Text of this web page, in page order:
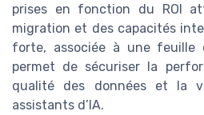
prises en fonction du ROI
migration et des capacités
forte, associée à une feuille
permet de sécuriser la
qualité des données et la
assistants d’IA.